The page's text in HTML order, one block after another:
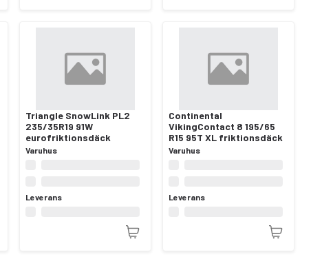
Triangle SnowLink PL2
235/35R19 91W
eurofriktionsdäck
Varuhus
Leverans
Continental
VikingContact 8 195/65
R15 95T XL friktionsdäck
Varuhus
Leverans